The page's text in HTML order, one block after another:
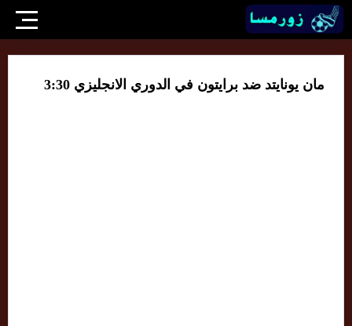
مان يونايتد ضد برايتون في الدوري الانجليزي 3:30